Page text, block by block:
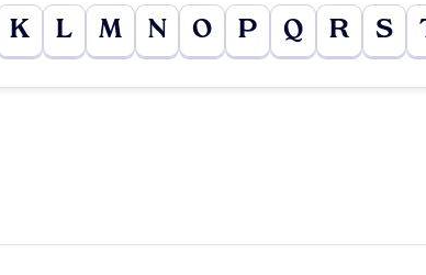
K L M N O P Q R S